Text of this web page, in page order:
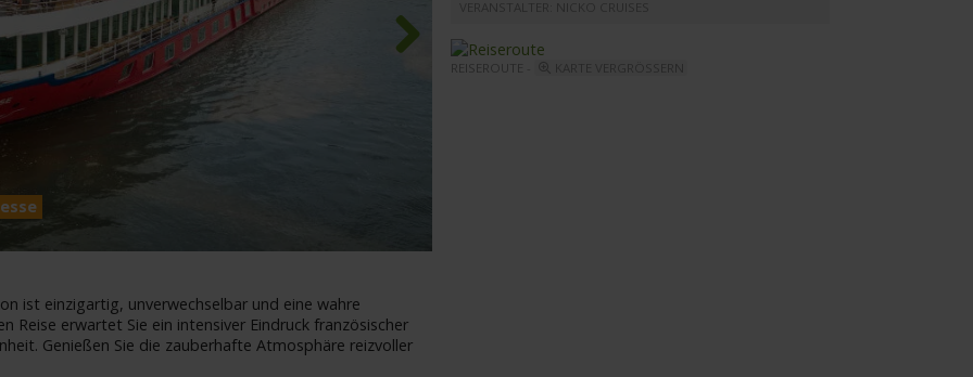
ist einzigartig, unverwechselbar und eine wahre
Reise erwartet Sie ein intensiver Eindruck französischer
Genießen Sie die zauberhafte Atmosphäre reizvoller
REISEROUTE -